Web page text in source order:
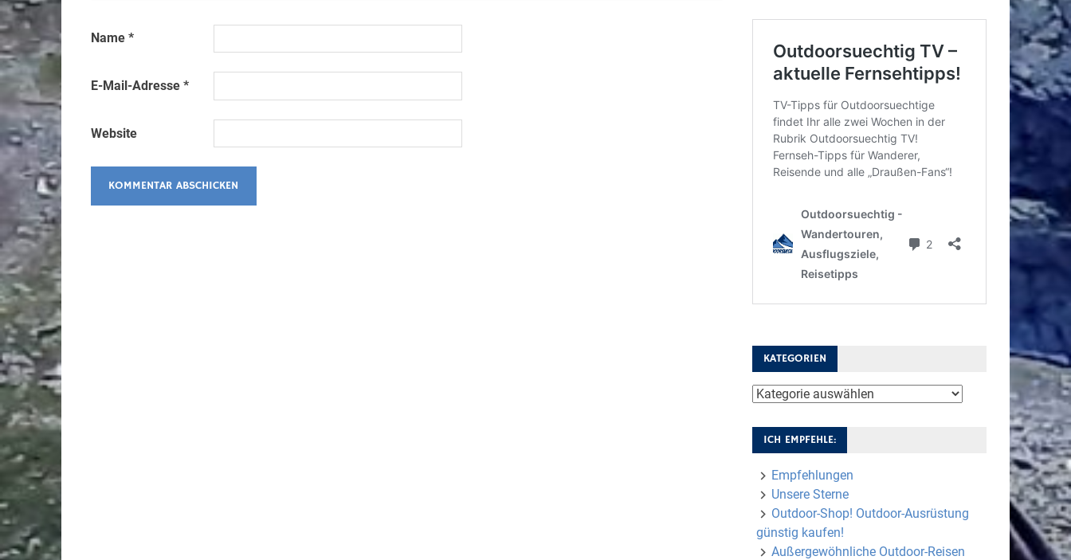
Name *
E-Mail-Adresse *
Website
KATEGORIEN
Kategorien
ICH EMPFEHLE:
Empfehlungen
Unsere Sterne
Outdoor-Shop! Outdoor-Ausrüstung
günstig kaufen!
Außergewöhnliche Outdoor-Reisen